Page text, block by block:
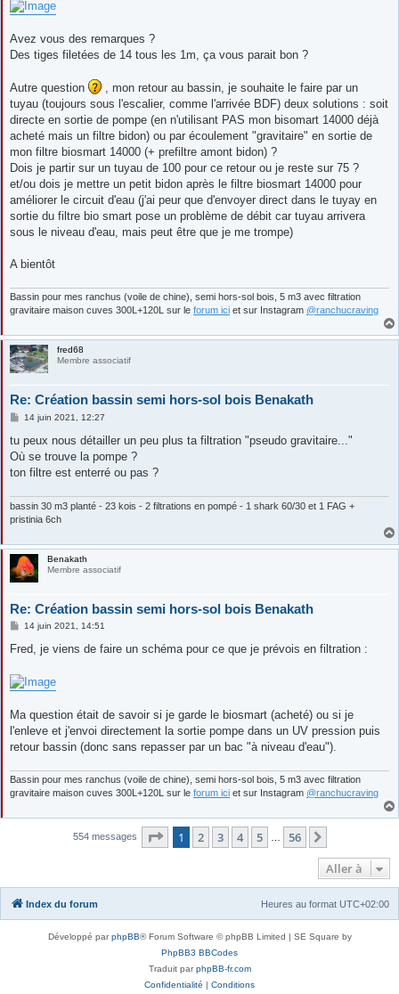
Avez vous des remarques ?
Des tiges filetées de 14 tous les 1m, ça vous parait bon ?
Autre question
, mon retour au bassin, je souhaite le faire par un
tuyau (toujours sous l'escalier, comme l'arrivée BDF) deux solutions : soit
directe en sortie de pompe (en n'utilisant PAS mon bisomart 14000 déjà
acheté mais un filtre bidon) ou par écoulement "gravitaire" en sortie de
mon filtre biosmart 14000 (+ prefiltre amont bidon) ?
Dois je partir sur un tuyau de 100 pour ce retour ou je reste sur 75 ?
et/ou dois je mettre un petit bidon après le filtre biosmart 14000 pour
améliorer le circuit d'eau (j'ai peur que d'envoyer direct dans le tuyay en
sortie du filtre bio smart pose un problème de débit car tuyau arrivera
sous le niveau d'eau, mais peut être que je me trompe)
A bientôt
Bassin pour mes ranchus (voile de chine), semi hors-sol bois, 5 m3 avec filtration
gravitaire maison cuves 300L+120L sur le forum ici et sur Instagram @ranchucraving
fred68
Membre associatif
Re: Création bassin semi hors-sol bois Benakath
M
s
s
a
g
14 juin 2021, 12:27
tu peux nous détailler un peu plus ta filtration "pseudo gravitaire..."
Où se trouve la pompe ?
ton filtre est enterré ou pas ?
bassin 30 m3 planté - 23 kois - 2 filtrations en pompé - 1 shark 60/30 et 1 FAG +
pristinia 6ch
Benakath
Membre associatif
Re: Création bassin semi hors-sol bois Benakath
M
s
g
e
14 juin 2021, 14:51
Fred, je viens de faire un schéma pour ce que je prévois en filtration :
Ma question était de savoir si je garde le biosmart (acheté) ou si je
l'enleve et j'envoi directement la sortie pompe dans un UV pression puis
retour bassin (donc sans repasser par un bac "à niveau d'eau").
Bassin pour mes ranchus (voile de chine), semi hors-sol bois, 5 m3 avec filtration
gravitaire maison cuves 300L+120L sur le forum ici et sur Instagram @ranchucraving
554 messages Page 1sur56
1 2 3 4 5 56
Aller à
Index du forum Heures au format UTC+02:00
Développé parphpBB® Forum Software © phpBB Limited | SE Square by
PhpBB3 BBCodes
Traduit parphpBB-fr.com
Confidentialité | Conditions